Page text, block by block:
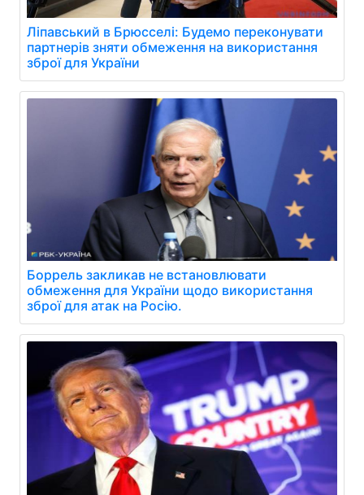
Ліпавський в Брюсселі: Будемо переконувати
партнерів зняти обмеження на використання
зброї для України
Боррель закликав не встановлювати
обмеження для України щодо використання
зброї для атак на Росію.